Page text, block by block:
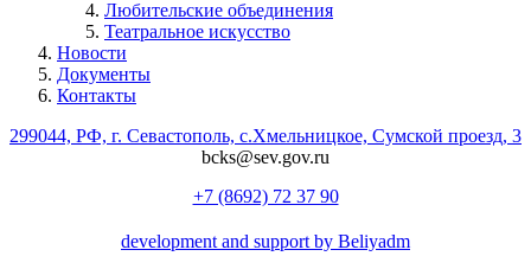
Любительские объединения
Театральное искусство
Новости
Документы
Контакты
299044, РФ, г. Севастополь, с.Хмельницкое, Сумской проезд, 3
bcks@sev.gov.ru
+7 (8692) 72 37 90
development and support by Beliyadm